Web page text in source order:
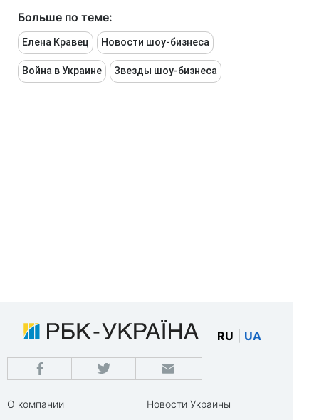
Больше по теме:
Елена Кравец Новости шоу-бизнеса
Война в Украине Звезды шоу-бизнеса
RU UA
О компании
Новости Украины